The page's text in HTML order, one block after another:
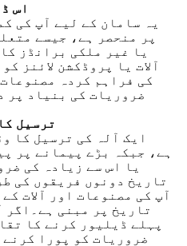
یہ سامان کے لیے آپ کی
پر منحصر ہے، جیسے
یا غیر ملکی برانڈز
آلات یا پروڈکشن لائنز
کی فراہم کردہ
ضروریات کی بنیاد پر
2. ترسیل
یا اس سے زیادہ کی
تاریخ دونوں فریقوں کی
آپ کی مصنوعات اور آلات
تاریخ پر مبنی ہے۔اگر
پہلے ڈیلیور کرنے کا
ضروریات کو پورا